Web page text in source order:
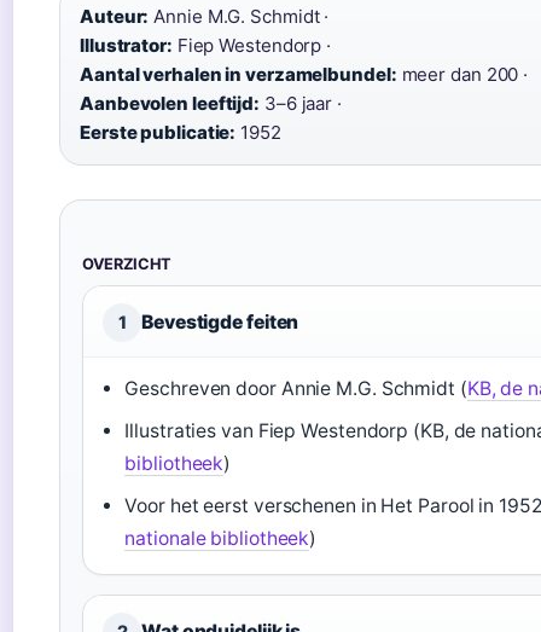
Auteur: Annie M.G. Schmidt ·
Illustrator: Fiep Westendorp ·
Aantal verhalen in verzamelbundel: meer dan 200 ·
Aanbevolen leeftijd: 3–6 jaar ·
Eerste publicatie: 1952
OVERZICHT
1 Bevestigde feiten
Geschreven door Annie M.G. Schmidt (KB, de
Illustraties van Fiep Westendorp (KB, de
bibliotheek)
Voor het eerst verschenen in Het Parool in
nationale bibliotheek)